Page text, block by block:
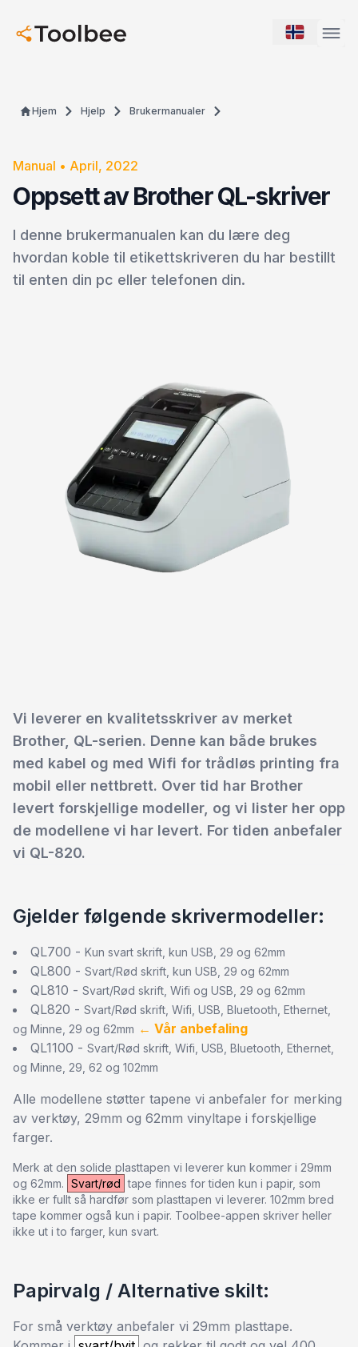
Hjem Hjelp Brukermanualer
Manual • April, 2022
Oppsett av Brother QL-skriver
I denne brukermanualen kan du lære deg
hvordan koble til etikettskriveren du har bestillt
til enten din pc eller telefonen din.
Vi leverer en kvalitetsskriver av merket
Brother, QL-serien. Denne kan både brukes
med kabel og med Wifi for trådløs printing fra
mobil eller nettbrett. Over tid har Brother
levert forskjellige modeller, og vi lister her opp
de modellene vi har levert. For tiden anbefaler
vi QL-820.
Gjelder følgende skrivermodeller:
QL700 - Kun svart skrift, kun USB, 29 og 62mm
QL800 - Svart/Rød skrift, kun USB, 29 og 62mm
QL810 - Svart/Rød skrift, Wifi og USB, 29 og 62mm
QL820 - Svart/Rød skrift, Wifi, USB, Bluetooth, Ethernet,
og Minne, 29 og 62mm ← Vår anbefaling
QL1100 - Svart/Rød skrift, Wifi, USB, Bluetooth, Ethernet,
og Minne, 29, 62 og 102mm
Alle modellene støtter tapene vi anbefaler for merking
av verktøy, 29mm og 62mm vinyltape i forskjellige
farger.
Merk at den solide plasttapen vi leverer kun kommer i 29mm
og 62mm. Svart/rød tape finnes for tiden kun i papir, som
ikke er fullt så hardfør som plasttapen vi leverer. 102mm bred
tape kommer også kun i papir. Toolbee-appen skriver heller
ikke ut i to farger, kun svart.
Papirvalg / Alternative skilt:
For små verktøy anbefaler vi 29mm plasttape.